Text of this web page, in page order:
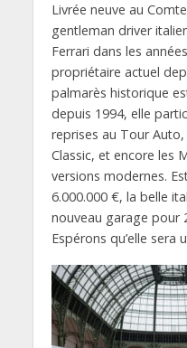
Livrée neuve au
gentleman driver
Ferrari dans les
propriétaire actuel
palmarès historique
depuis 1994, elle
reprises au Tour
Classic, et encore les
versions modernes.
6.000.000 €, la belle
nouveau garage pour
Espérons qu’elle sera